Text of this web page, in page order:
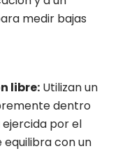
medir bajas
libre:Utilizan un
dentro
ejercida por el
equilibra con un